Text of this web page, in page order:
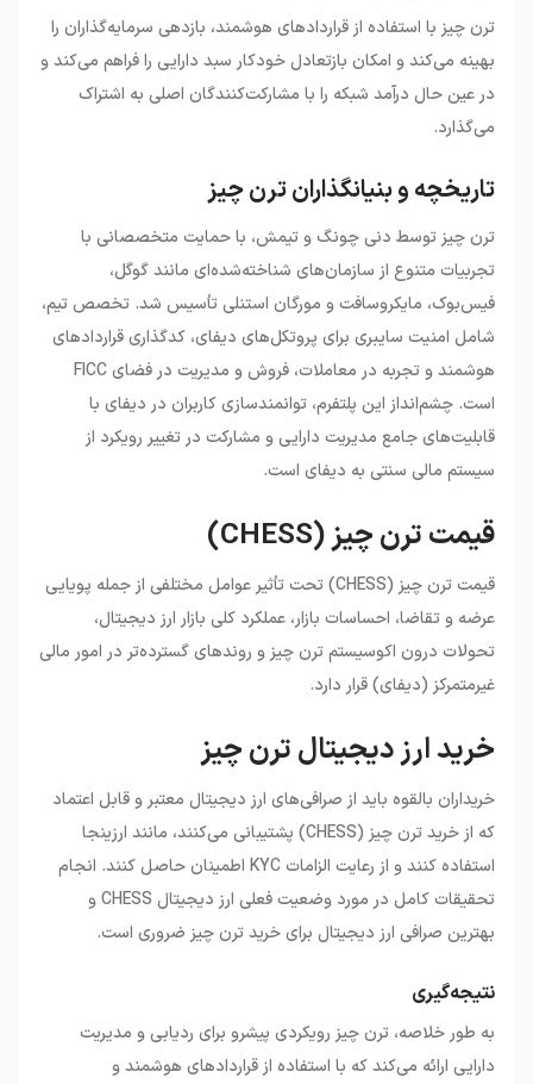
ترن چیز با استفاده از قراردادهای هوشمند، بازدهی سرمایه‌گذاران را
بهینه می‌کند و امکان بازتعادل خودکار سبد دارایی را فراهم می‌کند و
در عین حال درآمد شبکه را با مشارکت‌کنندگان اصلی به اشتراک
می‌گذارد.
تاریخچه و بنیانگذاران ترن چیز
ترن چیز توسط دنی چونگ و تیمش، با حمایت متخصصانی با
تجربیات متنوع از سازمان‌های شناخته‌شده‌ای مانند گوگل،
فیس‌بوک، مایکروسافت و مورگان استنلی تأسیس شد. تخصص تیم،
شامل امنیت سایبری برای پروتکل‌های دیفای، کدگذاری قراردادهای
هوشمند و تجربه در معاملات، فروش و مدیریت در فضای FICC
است. چشم‌انداز این پلتفرم، توانمندسازی کاربران در دیفای با
قابلیت‌های جامع مدیریت دارایی و مشارکت در تغییر رویکرد از
سیستم مالی سنتی به دیفای است.
قیمت ترن چیز (CHESS)
قیمت ترن چیز (CHESS) تحت تأثیر عوامل مختلفی از جمله پویایی
عرضه و تقاضا، احساسات بازار، عملکرد کلی بازار ارز دیجیتال،
تحولات درون اکوسیستم ترن چیز و روندهای گسترده‌تر در امور مالی
غیرمتمرکز (دیفای) قرار دارد.
خرید ارز دیجیتال ترن چیز
خریداران بالقوه باید از صرافی‌های ارز دیجیتال معتبر و قابل اعتماد
که از خرید ترن چیز (CHESS) پشتیبانی می‌کنند، مانند ارزینجا
استفاده کنند و از رعایت الزامات KYC اطمینان حاصل کنند. انجام
تحقیقات کامل در مورد وضعیت فعلی ارز دیجیتال CHESS و
بهترین صرافی ارز دیجیتال برای خرید ترن چیز ضروری است.
نتیجه‌گیری
به طور خلاصه، ترن چیز رویکردی پیشرو برای ردیابی و مدیریت
دارایی ارائه می‌کند که با استفاده از قراردادهای هوشمند و